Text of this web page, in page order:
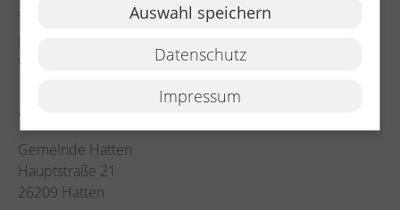
Tel. (04482) 922 - 0
Web:
Adresse
Gemeinde Hatten
Hauptstraße 21
26209 Hatten
Auswahl speichern
Datenschutz
Impressum